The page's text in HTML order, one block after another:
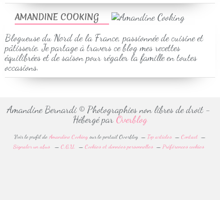
AMANDINE COOKING
Blogueuse du Nord de la France, passionnée de cuisine et
pâtisserie. Je partage à travers ce blog mes recettes
équilibrées et de saison pour régaler la famille en toutes
occasions.
Amandine Bernardi © Photographies non libres de droit -
Hébergé par Overblog
Voir le profil de Amandine Cooking sur le portail Overblog Top articles
Contact
Signaler un abus
C.G.U. Cookies et données personnelles Préférences cookies